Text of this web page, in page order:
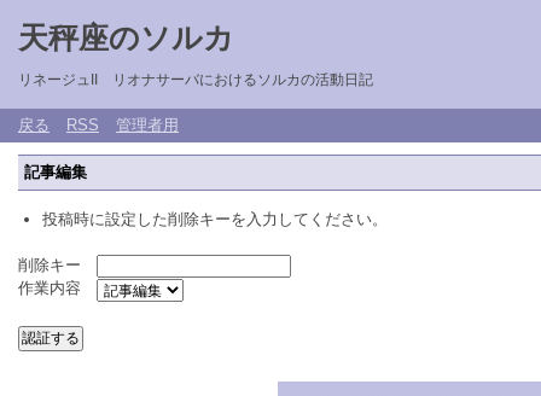
天秤座のソルカ
リネージュII リオナサーバにおけるソルカの活動日記
戻る RSS 管理者用
記事編集
投稿時に設定した削除キーを入力してください。
削除キー
作業内容